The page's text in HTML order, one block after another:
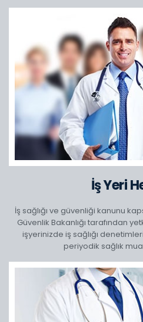
İş Yeri
İş sağlığı ve güvenliği kanunu
Güvenlik Bakanlığı tarafından
işyerinizde iş sağlığı
periyodik sağlık